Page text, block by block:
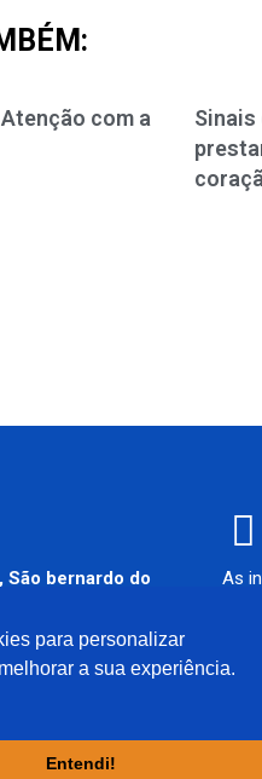
para personalizar
a sua experiência.
Entendi!
com a
Sinais
São bernardo do
As